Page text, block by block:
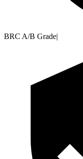
BRC A/B Grade|